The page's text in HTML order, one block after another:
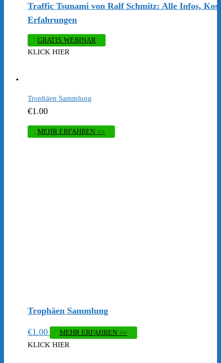
Traffic Tsunami von Ralf Schmitz: Alle Infos,
Erfahrungen
GRATIS WEBINAR
KLICK HIER
Trophäen Sammlung
€1.00
MEHR ERFAHREN >>
Trophäen Sammlung
€1.00 MEHR ERFAHREN >>
KLICK HIER